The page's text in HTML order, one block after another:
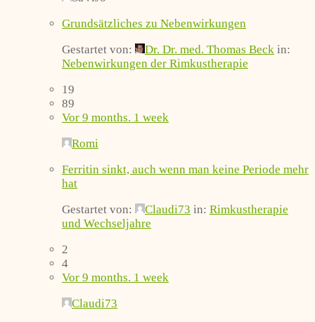
Grundsätzliches zu Nebenwirkungen
Gestartet von:
Dr. Dr. med. Thomas Beck in:
Nebenwirkungen der Rimkustherapie
19
89
Vor 9 months. 1 week
Romi
Ferritin sinkt, auch wenn man keine Periode mehr
hat
Gestartet von:
Claudi73 in: Rimkustherapie
und Wechseljahre
2
4
Vor 9 months. 1 week
Claudi73